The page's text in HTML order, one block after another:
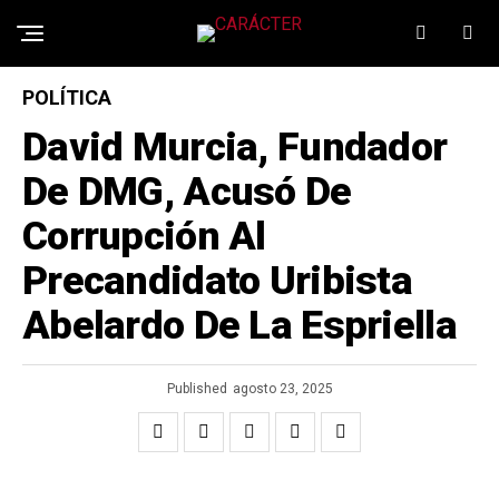
POLÍTICA
David Murcia, Fundador
De DMG, Acusó De
Corrupción Al
Precandidato Uribista
Abelardo De La Espriella
Published agosto 23, 2025